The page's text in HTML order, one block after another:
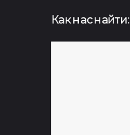
Как нас найти: